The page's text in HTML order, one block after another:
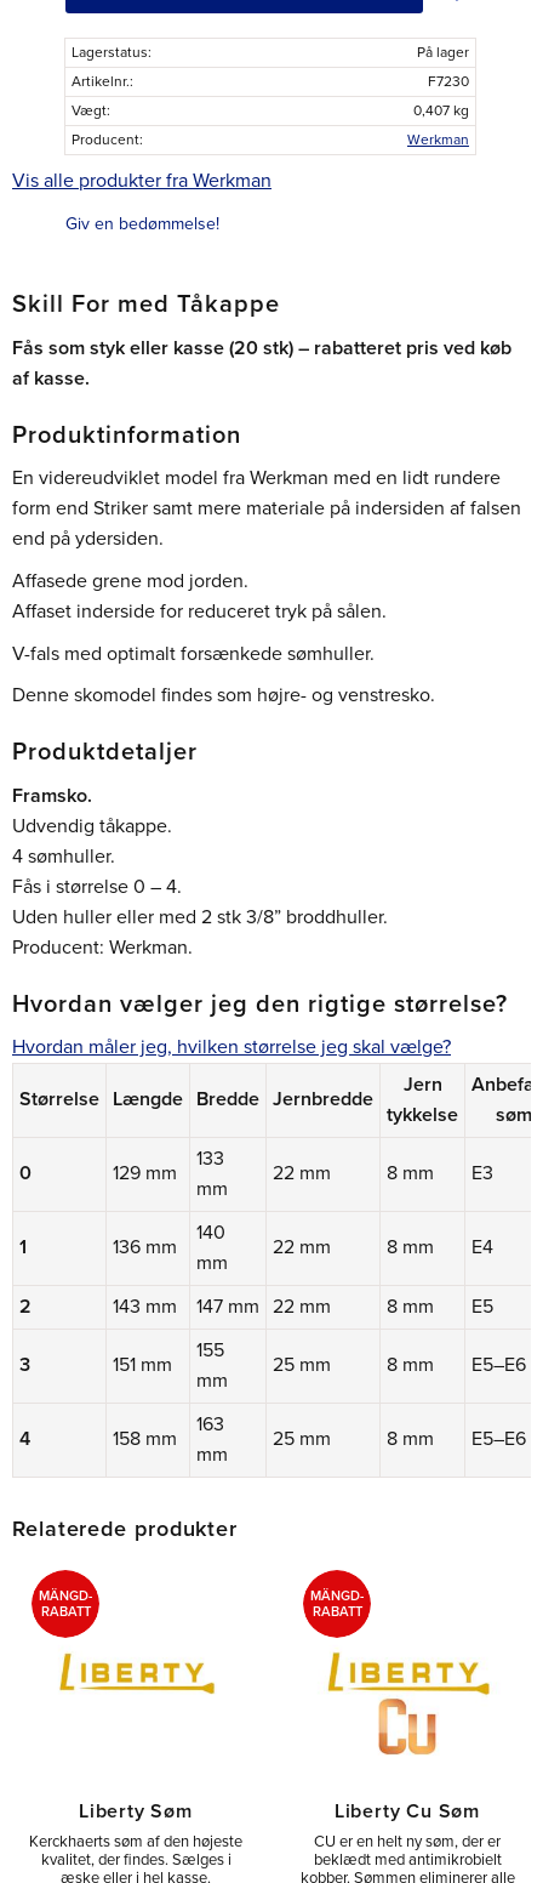
Lagerstatus
På lager
Artikelnr.
F7230
Vægt
0,407 kg
Producent
Werkman
Vis alle produkter fra Werkman
Giv en bedømmelse!
Skill For med Tåkappe
Fås som styk eller kasse (20 stk) – rabatteret pris ved køb
af kasse.
Produktinformation
En videreudviklet model fra Werkman med en lidt rundere
form end Striker samt mere materiale på indersiden af falsen
end på ydersiden.
Affasede grene mod jorden.
Affaset inderside for reduceret tryk på sålen.
V-fals med optimalt forsænkede sømhuller.
Denne skomodel findes som højre- og venstresko.
Produktdetaljer
Framsko.
Udvendig tåkappe.
4 sømhuller.
Fås i størrelse 0 – 4.
Uden huller eller med 2 stk 3/8” broddhuller.
Producent: Werkman.
Hvordan vælger jeg den rigtige størrelse?
Hvordan måler jeg, hvilken størrelse jeg skal vælge?
Størrelse Længde Bredde Jernbredde
Jern
tykkelse
søm
0 129 mm
133
mm
22 mm 8 mm E3
1 136 mm
140
mm
22 mm 8 mm E4
2 143 mm 147 mm 22 mm 8 mm E5
3 151 mm
155
mm
25 mm 8 mm E5–E6
4 158 mm
163
mm
25 mm 8 mm E5–E6
Relaterede produkter
Liberty Søm
Kerckhaerts søm af den højeste
kvalitet, der findes. Sælges i
æske eller i hel kasse.
MÄNGD-
RABATT
Liberty Cu Søm
CU er en helt ny søm, der er
beklædt med antimikrobielt
kobber. Sømmen eliminerer alle
MÄNGD-
RABATT